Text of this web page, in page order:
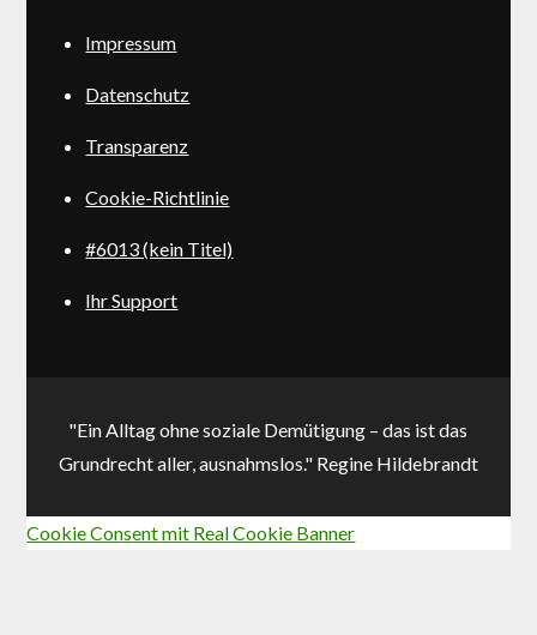
Impressum
Datenschutz
Transparenz
Cookie-Richtlinie
#6013 (kein Titel)
Ihr Support
"Ein Alltag ohne soziale Demütigung – das ist das
Grundrecht aller, ausnahmslos." Regine Hildebrandt
Cookie Consent mit Real Cookie Banner